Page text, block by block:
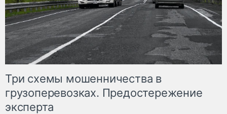
Три схемы мошенничества в
грузоперевозках. Предостережение
эксперта